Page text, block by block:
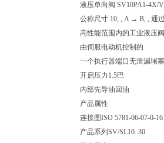
液压单向阀 SV10PA1-4X/V
公称尺寸 10, , A → B, , 通
高性能范围内的工业液压
由伺服电动机控制的
一个执行器端口无泄漏堵塞
开启压力1.5巴
内部先导油回油
产品属性
连接图ISO 5781-06-07-0-16
产品系列 SV/SL10..30